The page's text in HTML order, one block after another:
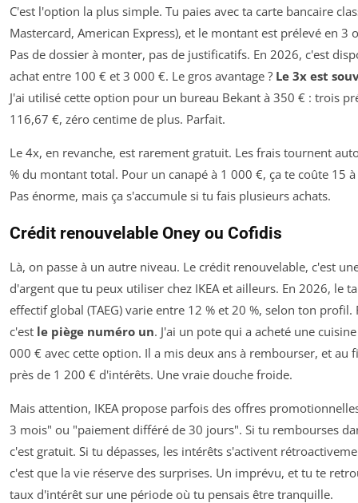
C'est l'option la plus simple. Tu paies avec ta carte bancaire
Mastercard, American Express), et le montant est prélevé en 3
Pas de dossier à monter, pas de justificatifs. En 2026, c'est
achat entre 100 € et 3 000 €. Le gros avantage ? Le 3x est
J'ai utilisé cette option pour un bureau Bekant à 350 € : trois
116,67 €, zéro centime de plus. Parfait.
Le 4x, en revanche, est rarement gratuit. Les frais tournent
% du montant total. Pour un canapé à 1 000 €, ça te coûte 15
Pas énorme, mais ça s'accumule si tu fais plusieurs achats.
Crédit renouvelable Oney ou Cofidis
Là, on passe à un autre niveau. Le crédit renouvelable, c'est
d'argent que tu peux utiliser chez IKEA et ailleurs. En 2026, le
effectif global (TAEG) varie entre 12 % et 20 %, selon ton profil.
c'est le piège numéro un. J'ai un pote qui a acheté une
000 € avec cette option. Il a mis deux ans à rembourser, et au
près de 1 200 € d'intérêts. Une vraie douche froide.
Mais attention, IKEA propose parfois des offres
3 mois" ou "paiement différé de 30 jours". Si tu rembourses
c'est gratuit. Si tu dépasses, les intérêts s'activent
c'est que la vie réserve des surprises. Un imprévu, et tu te
taux d'intérêt sur une période où tu pensais être tranquille.